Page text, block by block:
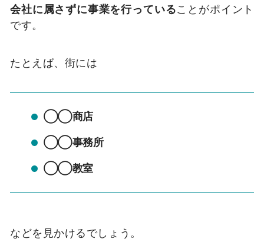
会社に属さずに事業を行っていることがポイント
です。
たとえば、街には
◯◯商店
◯◯事務所
◯◯教室
などを見かけるでしょう。